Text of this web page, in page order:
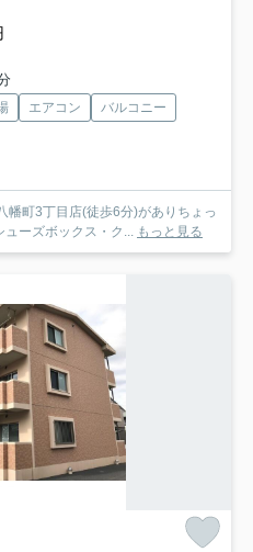
エアコン
バルコニー
幡町3丁目店(徒歩6分)がありちょっ
ューズボックス・ク... もっと見る